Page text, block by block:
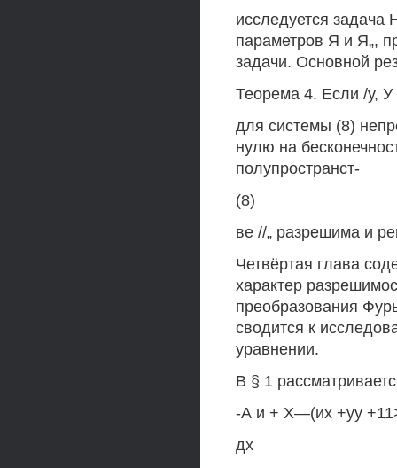
исследуется задача
параметров Я и Я„,
задачи. Основной
Теорема 4. Если /у,
для системы (8)
нулю на
полупространст-
(8)
ве //„ разрешима и
Четвёртая глава
характер
преобразования
сводится к
уравнении.
В § 1
-А и + Х—(их +уу
дх